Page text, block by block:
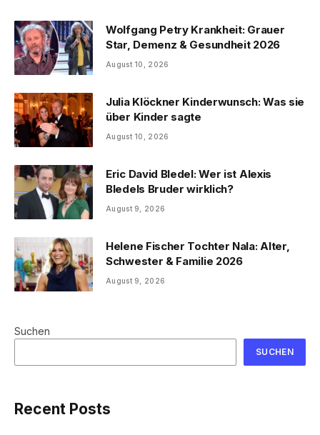
Wolfgang Petry Krankheit: Grauer
Star, Demenz & Gesundheit 2026
August 10, 2026
Julia Klöckner Kinderwunsch: Was sie
über Kinder sagte
August 10, 2026
Eric David Bledel: Wer ist Alexis
Bledels Bruder wirklich?
August 9, 2026
Helene Fischer Tochter Nala: Alter,
Schwester & Familie 2026
August 9, 2026
Suchen
SUCHEN
Recent Posts